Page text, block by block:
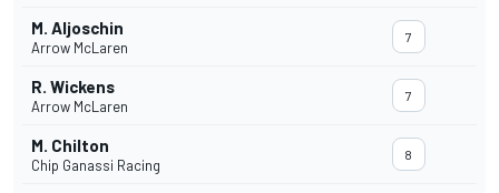
M. Aljoschin
Arrow McLaren
7
R. Wickens
Arrow McLaren
7
M. Chilton
Chip Ganassi Racing
8